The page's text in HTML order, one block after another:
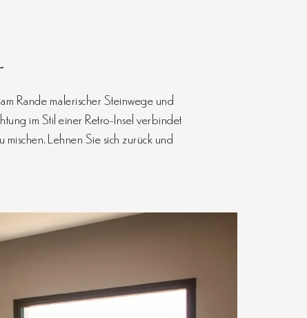
Rande malerischer Steinwege und
im Stil einer Retro-Insel verbindet
Lehnen Sie sich zurück und